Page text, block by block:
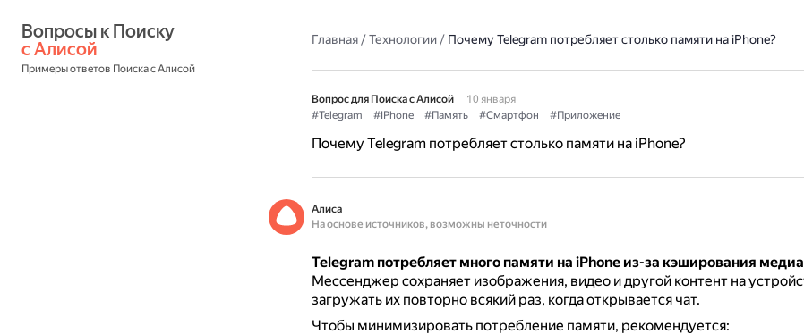
с Алисой
Примеры ответов Поиска с Алисой
Главная/Технологии/ Почему Telegram потребляет столько памяти на iPhone?
Вопрос для Поиска с Алисой
10 января
#Telegram
#IPhone #Память #Смартфон #Приложение
Почему Telegram потребляет столько памяти на iPhone?
Алиса
На основе источников, возможны неточности
Telegram потребляет много памяти на iPhone из-за кэширования
Мессенджер сохраняет изображения, видео и другой контент на
загружать их повторно всякий раз, когда открывается чат.
Чтобы минимизировать потребление памяти, рекомендуется: